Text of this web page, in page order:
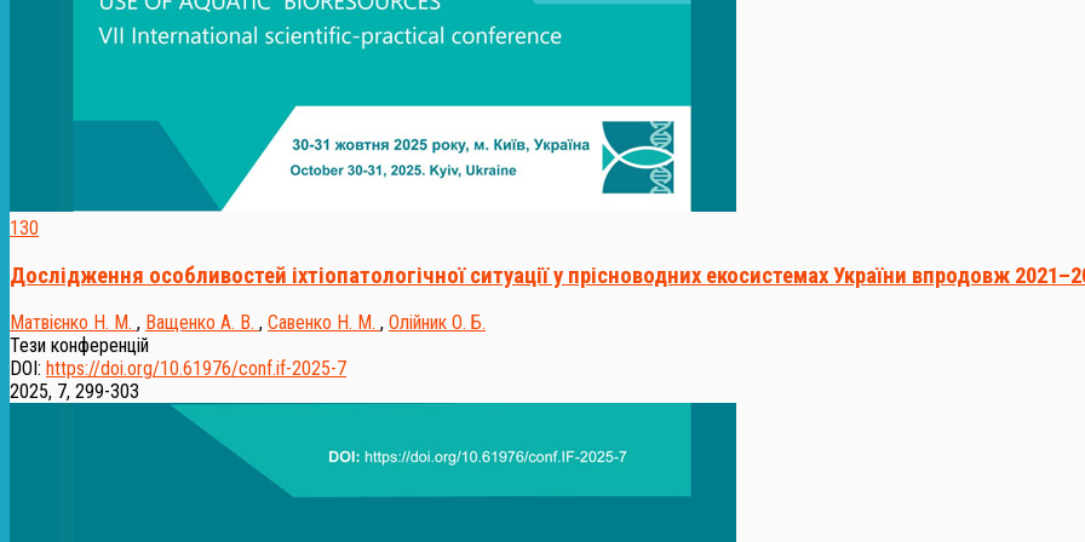
130
Дослідження особливостей іхтіопатологічної ситуації у прісноводних екосистемах України впродовж
Матвієнко Н. М. , Ващенко А. В. , Савенко Н. М. , Олійник О. Б.
Тези конференцій
DOI: https://doi.org/10.61976/conf.if-2025-7
2025, 7, 299-303